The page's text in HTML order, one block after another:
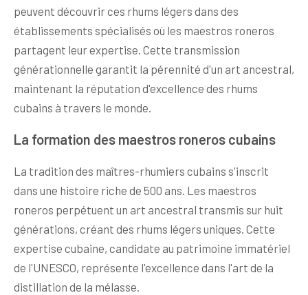
peuvent découvrir ces rhums légers dans des
établissements spécialisés où les maestros roneros
partagent leur expertise. Cette transmission
générationnelle garantit la pérennité d'un art ancestral,
maintenant la réputation d'excellence des rhums
cubains à travers le monde.
La formation des maestros roneros cubains
La tradition des maîtres-rhumiers cubains s'inscrit
dans une histoire riche de 500 ans. Les maestros
roneros perpétuent un art ancestral transmis sur huit
générations, créant des rhums légers uniques. Cette
expertise cubaine, candidate au patrimoine immatériel
de l'UNESCO, représente l'excellence dans l'art de la
distillation de la mélasse.